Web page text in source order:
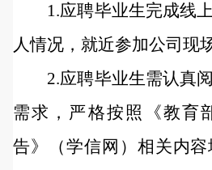
1.应聘毕业生完成线
人情况，就近参加公司现
2.应聘毕业生需认真
需求，严格按照《教育
告》（学信网）相关内容